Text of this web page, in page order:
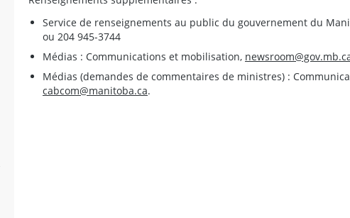
Service de renseignements au public du gouvernement du
ou 204 945-3744
Médias : Communications et mobilisation,
Médias (demandes de commentaires de ministres) :
cabcom@manitoba.ca.